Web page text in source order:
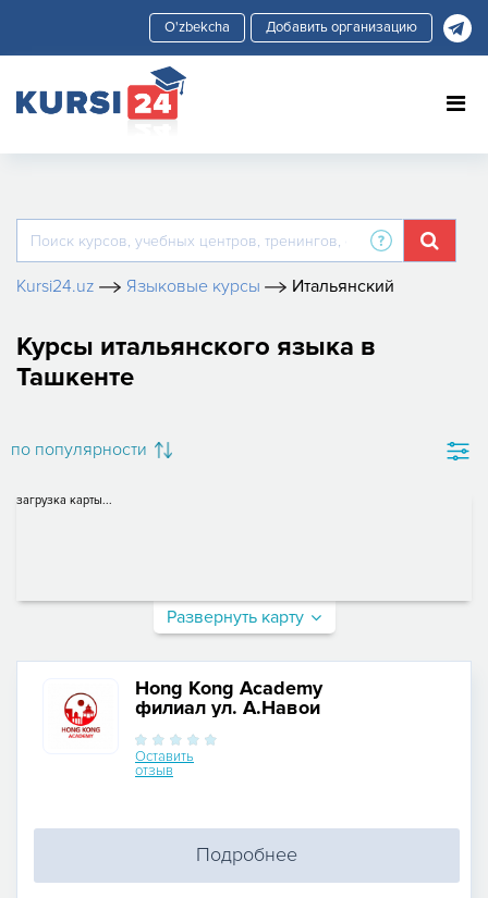
Добавить организацию
Kursi24.uz Языковые курсы Итальянский
Курсы итальянского языка в
Ташкенте
по популярности
загрузка карты...
Развернуть карту
Hong Kong Academy
филиал ул. А.Навои
Оставить
отзыв
Подробнее